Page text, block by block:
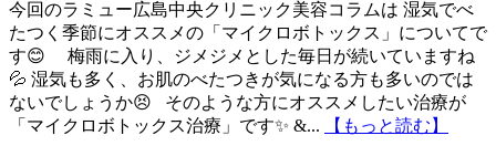
今回のラミュー広島中央クリニック美容コラムは 湿気でべ
たつく季節にオススメの「マイクロボトックス」についてで
す😊 梅雨に入り、ジメジメとした毎日が続いていますね
💦 湿気も多く、お肌のべたつきが気になる方も多いのでは
ないでしょうか😣 そのような方にオススメしたい治療が
「マイクロボトックス治療」です✨ &...
【もっと読む】